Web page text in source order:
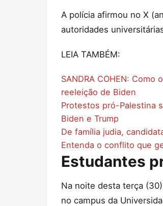
A polícia afirmou no X
autoridades
LEIA TAMBÉM:
SANDRA COHEN:
reeleição de Biden
Protestos pró-Palestina
Biden e Trump
De família judia,
Entenda o conflito que
Estudantes
Na noite desta terça
no campus da